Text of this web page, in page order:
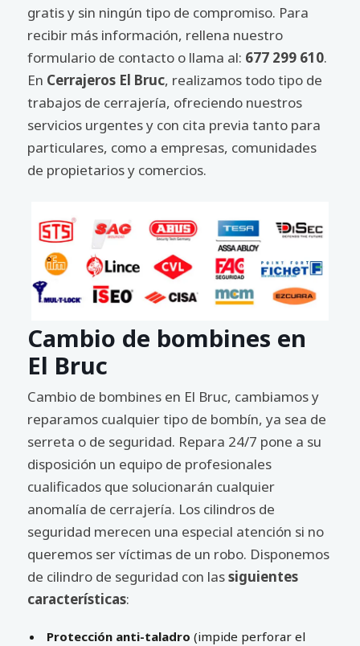
gratis y sin ningún tipo de compromiso. Para
recibir más información, rellena nuestro
formulario de contacto o llama al: 677 299 610.
En Cerrajeros El Bruc, realizamos todo tipo de
trabajos de cerrajería, ofreciendo nuestros
servicios urgentes y con cita previa tanto para
particulares, como a empresas, comunidades
de propietarios y comercios.
Cambio de bombines en
El Bruc
Cambio de bombines en El Bruc, cambiamos y
reparamos cualquier tipo de bombín, ya sea de
serreta o de seguridad. Repara 24/7 pone a su
disposición un equipo de profesionales
cualificados que solucionarán cualquier
anomalía de cerrajería. Los cilindros de
seguridad merecen una especial atención si no
queremos ser víctimas de un robo. Disponemos
de cilindro de seguridad con lassiguientes
características:
Protección anti-taladro(impide perforar el